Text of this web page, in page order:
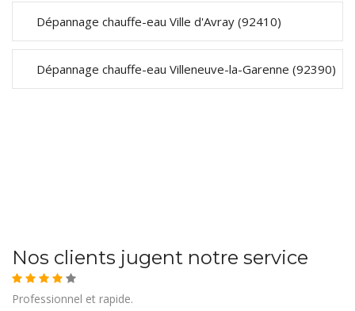
Dépannage chauffe-eau Ville d'Avray (92410)
Dépannage chauffe-eau Villeneuve-la-Garenne (92390)
Nos clients jugent notre service
Professionnel et rapide.